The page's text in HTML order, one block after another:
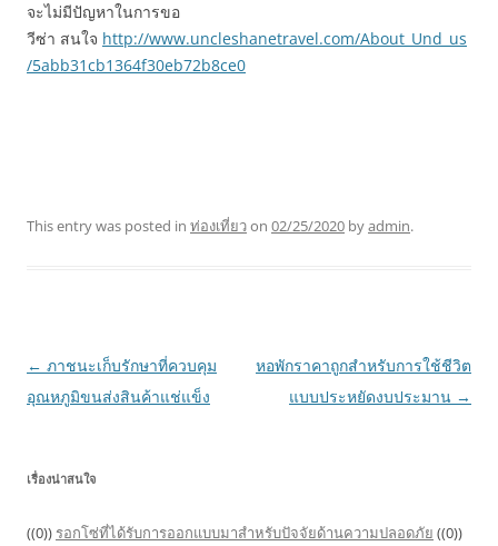
จะไม่มีปัญหาในการขอ
วีซ่า สนใจ http://www.uncleshanetravel.com/About_Und_us
/5abb31cb1364f30eb72b8ce0
This entry was posted in ท่องเที่ยวon 02/25/2020 byadmin.
Post
navigation
← ภาชนะเก็บรักษาที่ควบคุม
อุณหภูมิขนส่งสินค้าแช่แข็ง
หอพักราคาถูกสำหรับการใช้ชีวิต
แบบประหยัดงบประมาน →
เรื่องน่าสนใจ
((0)) รอกโซ่ที่ได้รับการออกแบบมาสำหรับปัจจัยด้านความปลอดภัย ((0))